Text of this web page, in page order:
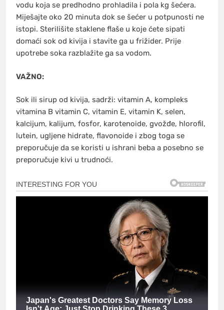
vodu koja se predhodno prohladila i pola kg šećera.
Miješajte oko 20 minuta dok se šećer u potpunosti ne
istopi. Sterilišite staklene flaše u koje ćete sipati
domaći sok od kivija i stavite ga u frižider. Prije
upotrebe soka razblažite ga sa vodom.
VAŽNO:
Sok ili sirup od kivija, sadrži: vitamin A, kompleks
vitamina B vitamin C, vitamin E, vitamin K, selen,
kalcijum, kalijum, fosfor, karotenoide, gvožđe, hlorofil,
lutein, ugljene hidrate, flavonoide i zbog toga se
preporučuje da se koristi u ishrani beba a posebno se
preporučuje kivi u trudnoći.